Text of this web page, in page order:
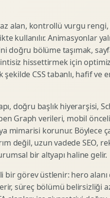
Tasarimi
Marka
Marka
Rekabet
Marka
Deger
Pazara Giris
Landing Page
Page
Display
Video
alan, kontrollü vurgu
kullanılır. Animasyonlar
doğru bölüme taşımak,
hissettirmek için
CSS tabanlı, hafif ve
doğru başlık hiyerarşisi,
Graph verileri, mobil
mimarisi korunur. Böylece
değil, uzun vadede SEO,
bir altyapı haline gelir.
bir görev üstlenir: hero alanı
süreç bölümü belirsizliği